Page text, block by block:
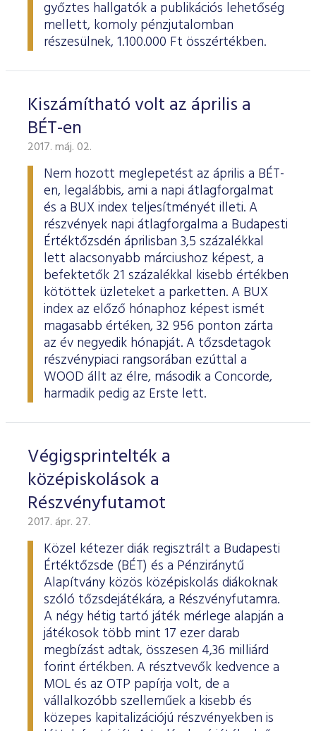
győztes hallgatók a publikációs lehetőség
mellett, komoly pénzjutalomban
részesülnek, 1.100.000 Ft összértékben.
Kiszámítható volt az április a
BÉT-en
2017. máj. 02.
Nem hozott meglepetést az április a BÉT-
en, legalábbis, ami a napi átlagforgalmat
és a BUX index teljesítményét illeti. A
részvények napi átlagforgalma a Budapesti
Értéktőzsdén áprilisban 3,5 százalékkal
lett alacsonyabb márciushoz képest, a
befektetők 21 százalékkal kisebb értékben
kötöttek üzleteket a parketten. A BUX
index az előző hónaphoz képest ismét
magasabb értéken, 32 956 ponton zárta
az év negyedik hónapját. A tőzsdetagok
részvénypiaci rangsorában ezúttal a
WOOD állt az élre, második a Concorde,
harmadik pedig az Erste lett.
Végigsprintelték a
középiskolások a
Részvényfutamot
2017. ápr. 27.
Közel kétezer diák regisztrált a Budapesti
Értéktőzsde (BÉT) és a Pénziránytű
Alapítvány közös középiskolás diákoknak
szóló tőzsdejátékára, a Részvényfutamra.
A négy hétig tartó játék mérlege alapján a
játékosok több mint 17 ezer darab
megbízást adtak, összesen 4,36 milliárd
forint értékben. A résztvevők kedvence a
MOL és az OTP papírja volt, de a
vállalkozóbb szelleműek a kisebb és
közepes kapitalizációjú részvényekben is